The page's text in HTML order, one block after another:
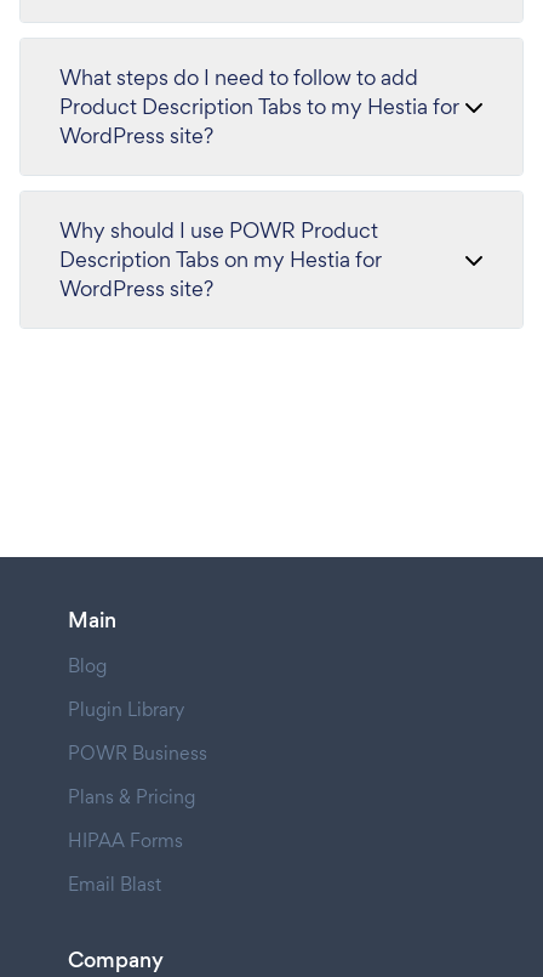
What steps do I need to follow to add
Product Description Tabs to my Hestia for
WordPress site?
Why should I use POWR Product
Description Tabs on my Hestia for
WordPress site?
Main
Blog
Plugin Library
POWR Business
Plans & Pricing
HIPAA Forms
Email Blast
Company